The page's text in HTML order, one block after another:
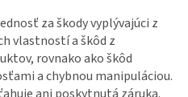
za škody vyplývajúci z
vlastností a škôd z
rovnako ako škôd
a chybnou manipuláciou.